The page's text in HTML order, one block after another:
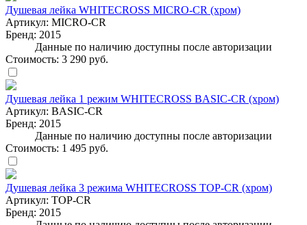
Душевая лейка WHITECROSS MICRO-CR (хром)
Артикул: MICRO-CR
Бренд: 2015
Данные по наличию доступны после авторизации
Стоимость: 3 290 руб.
Душевая лейка 1 режим WHITECROSS BASIC-CR (хром)
Артикул: BASIC-CR
Бренд: 2015
Данные по наличию доступны после авторизации
Стоимость: 1 495 руб.
Душевая лейка 3 режима WHITECROSS TOP-CR (хром)
Артикул: TOP-CR
Бренд: 2015